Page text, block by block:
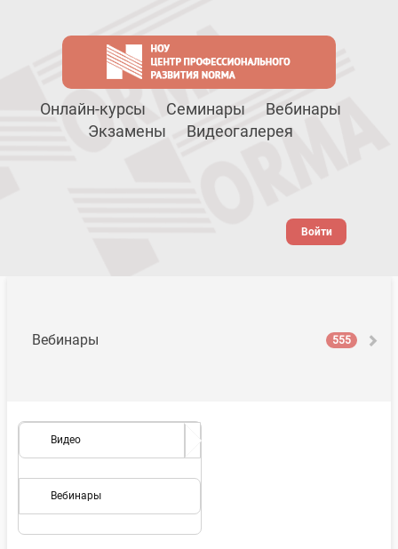
Онлайн-курсы Семинары
Вебинары
Экзамены
Видеогалерея
Войти
Вебинары 555
Видео
Вебинары